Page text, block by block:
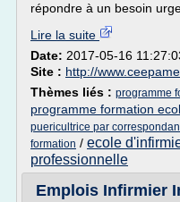
répondre à un besoin
Lire la suite
Date: 2017-05-16
Site : http://
Thèmes liés : programme
programme formation
puericultrice par
formation / ecole
professionnelle
Emplois Infirmier